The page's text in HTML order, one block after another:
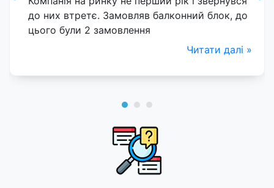
до них втретє. Замовляв балконний блок, до
цього були 2 замовлення
Читати далі »